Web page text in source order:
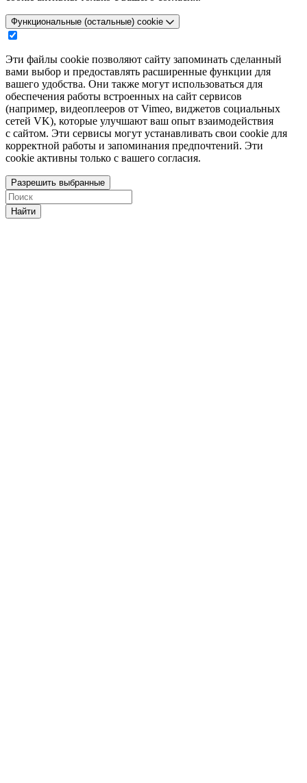
Функциональные (остальные) cookie
Эти файлы cookie позволяют сайту запоминать сделанный
вами выбор и предоставлять расширенные функции для
вашего удобства. Они также могут использоваться для
обеспечения работы встроенных на сайт сервисов
(например, видеоплееров от Vimeo, виджетов социальных
сетей VK), которые улучшают ваш опыт взаимодействия
с сайтом. Эти сервисы могут устанавливать свои cookie для
корректной работы и запоминания предпочтений. Эти
cookie активны только с вашего согласия.
Разрешить выбранные
Найти